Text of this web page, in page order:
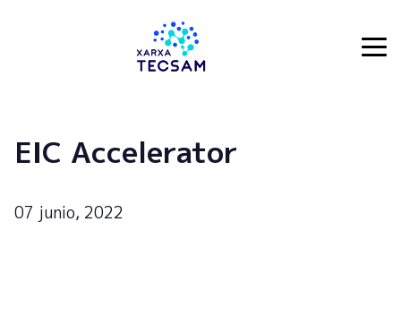
EIC Accelerator
07 junio, 2022